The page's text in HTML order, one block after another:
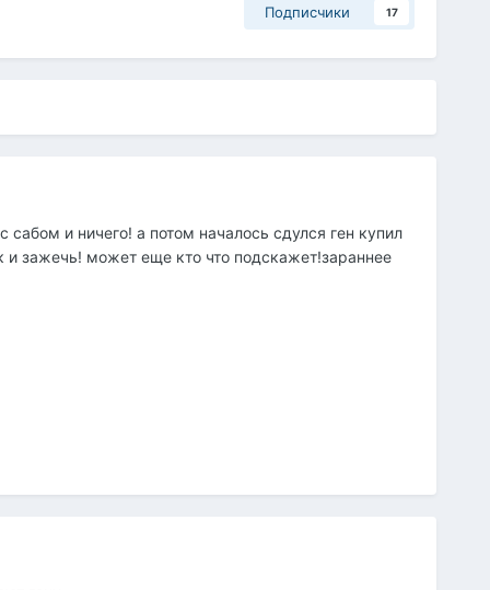
Подписчики 17
сабом и ничего! а потом началось сдулся ген купил
и зажечь! может еще кто что подскажет!зараннее